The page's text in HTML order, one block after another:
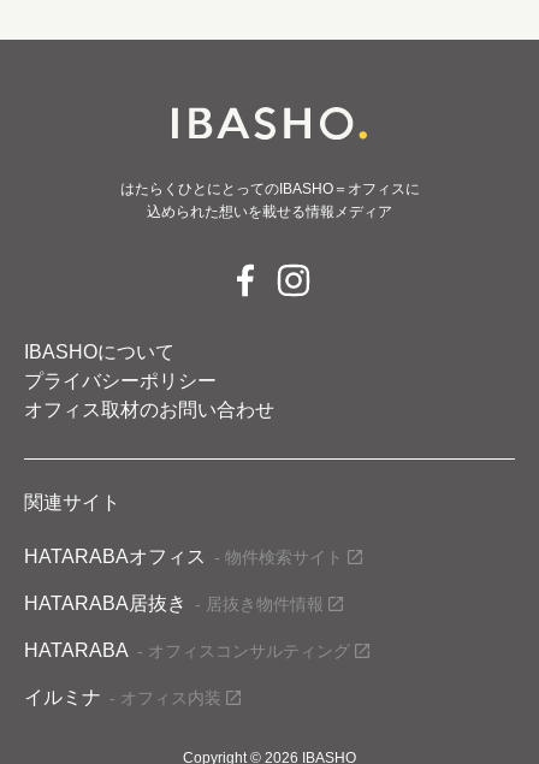
はたらくひとにとってのIBASHO＝オフィスに
込められた想いを載せる情報メディア
IBASHOについて
プライバシーポリシー
オフィス取材のお問い合わせ
関連サイト
HATARABAオフィス - 物件検索サイト
HATARABA居抜き - 居抜き物件情報
HATARABA - オフィスコンサルティング
イルミナ - オフィス内装
Copyright © 2026 IBASHO